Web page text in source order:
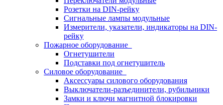
Розетки на DIN-рейку
Сигнальные лампы модульные
Измерители, указатели, индикаторы на DIN-
рейку
Пожарное оборудование
Огнетушители
Подставки под огнетушитель
Силовое оборудование
Аксессуары силового оборудования
Выключатели-разъединители, рубильники
Замки и ключи магнитной блокировки